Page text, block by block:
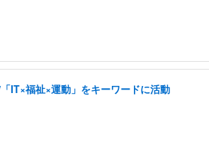
IT×福祉×運動」をキーワードに活動